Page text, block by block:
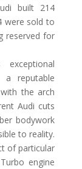
built 214
were sold to
reserved for
reputable
the arch
Audi cuts
bodywork
to reality.
of particular
engine